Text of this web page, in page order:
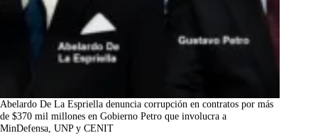
Abelardo De La Espriella denuncia corrupción en contratos por más
de $370 mil millones en Gobierno Petro que involucra a
MinDefensa, UNP y CENIT